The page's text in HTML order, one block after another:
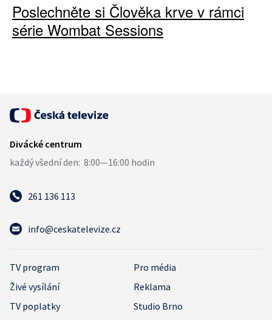
Poslechněte si Člověka krve v rámci
série Wombat Sessions
261 136 113
info@ceskatelevize.cz
TV program
Pro média
Živé vysílání
Reklama
TV poplatky
Studio Brno